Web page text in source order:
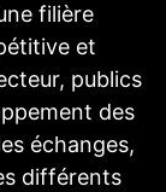
filière
et
publics
des
échanges,
différents